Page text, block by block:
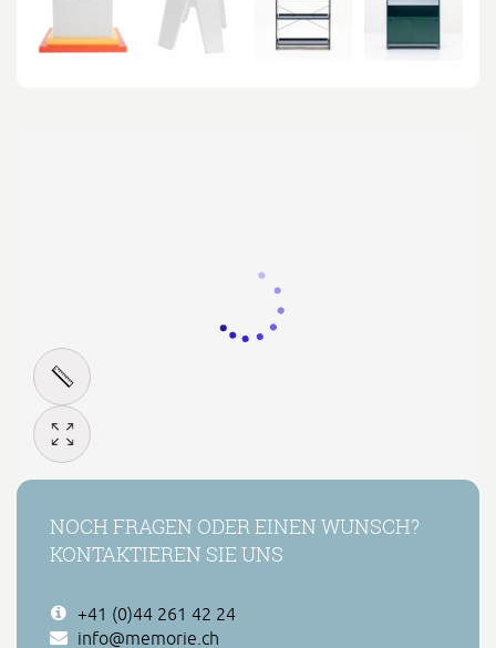
NOCH FRAGEN ODER EINEN WUNSCH?
KONTAKTIEREN SIE UNS
+41 (0)44 261 42 24
info@memorie.ch